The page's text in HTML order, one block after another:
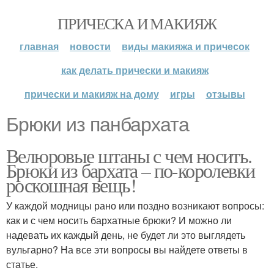
ПРИЧЕСКА И МАКИЯЖ
главная новости
виды макияжа и причесок
как делать прически и макияж
прически и макияж на дому
игры отзывы
Брюки из панбархата
Велюровые штаны с чем носить.
Брюки из бархата – по-королевки
роскошная вещь!
У каждой модницы рано или поздно возникают вопросы:
как и с чем носить бархатные брюки? И можно ли
надевать их каждый день, не будет ли это выглядеть
вульгарно? На все эти вопросы вы найдете ответы в
статье.